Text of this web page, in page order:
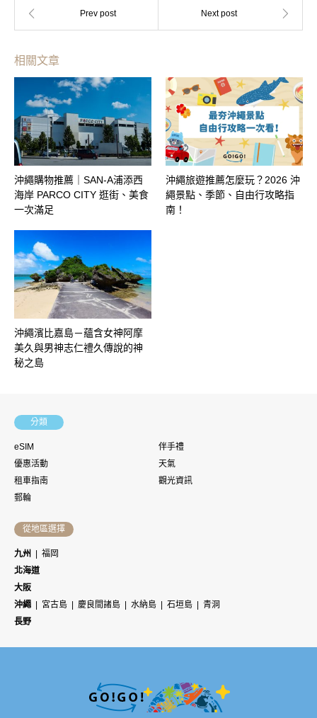
相關文章
沖繩購物推薦｜SAN-A浦添西
海岸 PARCO CITY 逛街、美食
一次滿足
沖繩旅遊推薦怎麼玩？2026 沖
繩景點、季節、自由行攻略指
南！
沖繩濱比嘉島－蘊含女神阿摩
美久與男神志仁禮久傳說的神
秘之島
分類
eSIM
伴手禮
優惠活動
天氣
租車指南
觀光資訊
郵輪
從地區選擇
九州
福岡
北海道
大阪
沖繩
宮古島 慶良間諸島 水納島 石垣島
青洞
長野